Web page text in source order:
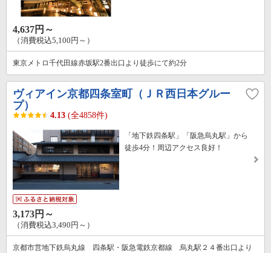
4,637円～
（消費税込5,100円～）
東京メトロ千代田線赤坂駅2番出口より徒歩にて約2分
ヴィアイン京都四条室町（ＪＲ西日本グルー
プ）
4.13 (全4858件)
「地下鉄四条駅」「阪急烏丸駅」から
徒歩4分！周辺アクセス良好！
3,173円～
（消費税込3,490円～）
京都市営地下鉄烏丸線 四条駅・阪急電鉄京都線 烏丸駅２４番出口より